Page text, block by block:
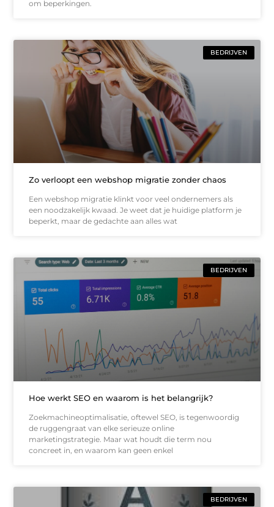
om beperkingen.
BEDRIJVEN
Zo verloopt een webshop migratie zonder chaos
Een webshop migratie klinkt voor veel ondernemers als
een noodzakelijk kwaad. Je weet dat je huidige platform je
beperkt, maar de gedachte aan alles wat
BEDRIJVEN
Hoe werkt SEO en waarom is het belangrijk?
Zoekmachineoptimalisatie, oftewel SEO, is tegenwoordig
de ruggengraat van elke serieuze online
marketingstrategie. Maar wat houdt die term nou
concreet in, en waarom kan geen enkel
BEDRIJVEN